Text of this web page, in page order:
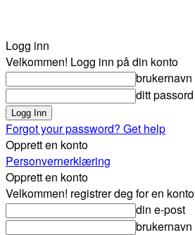
Logg inn
Velkommen! Logg inn på din konto
brukernavn
ditt passord
Forgot your password? Get help
Opprett en konto
Personvernerklæring
Opprett en konto
Velkommen! registrer deg for en konto
din e-post
brukernavn